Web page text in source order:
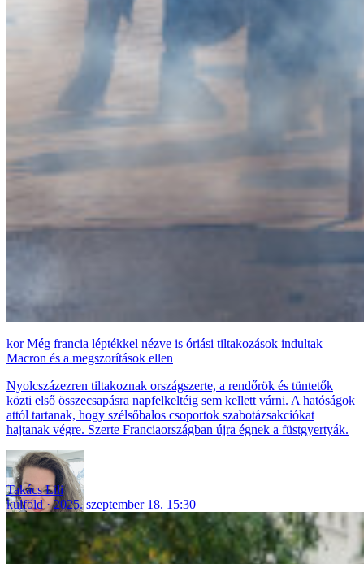
Még francia léptékkel nézve is óriási tiltakozások indultak
Macron és a megszorítások ellen
Nyolcszázezren tiltakoznak országszerte, a rendőrök és tüntetők
közti első összecsapásra napfelkeltéig sem kellett várni. A hatóságok
attól tartanak, hogy szélsőbalos csoportok szabotázsakciókat
hajtanak végre. Szerte Franciaországban újra égnek a füstgyertyák.
Takács Lili
külföld
2025. szeptember 18. 15:30